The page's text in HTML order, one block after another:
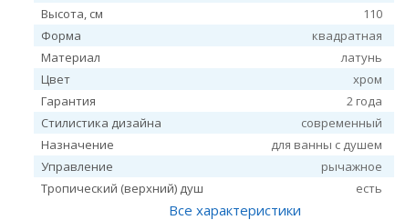
Высота, см
110
Форма
квадратная
Материал
латунь
Цвет
хром
Гарантия
2 года
Стилистика дизайна
современный
Назначение
для ванны с душем
Управление
рычажное
Тропический (верхний) душ
есть
Все характеристики